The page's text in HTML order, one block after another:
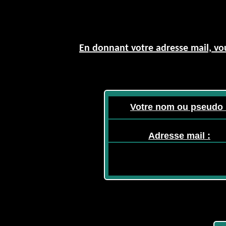
En donnant votre adresse mail,
Votre nom ou pseudo
Adresse mail :